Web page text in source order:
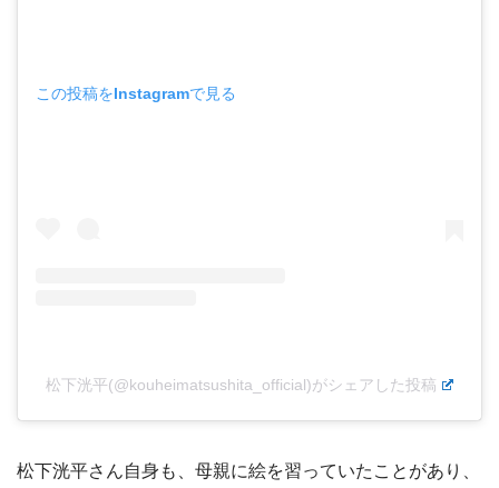
この投稿をInstagramで見る
松下洸平(@kouheimatsushita_official)がシェアした投稿
松下洸平さん自身も、母親に絵を習っていたことがあり、